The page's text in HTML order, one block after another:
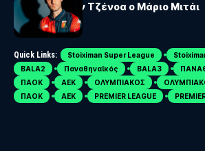
Επίσημο: Στην Τζένοα ο Μάριο Μιτάι
Quick Links: Stoiximan Super League
BALA2
Παναθηναϊκός BALA3
ΠΑΟΚ
ΑΕΚ ΟΛΥΜΠΙΑΚΟΣ
ΠΑΟΚ
ΑΕΚ PREMIER LEAGUE